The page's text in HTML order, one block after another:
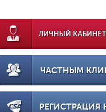
ЛИЧНЫЙ КАБИНЕТ
ЧАСТНЫМ
РЕГИСТРАЦИЯ